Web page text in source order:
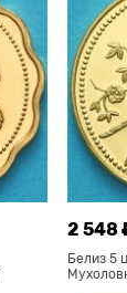
2 548
Белиз 5